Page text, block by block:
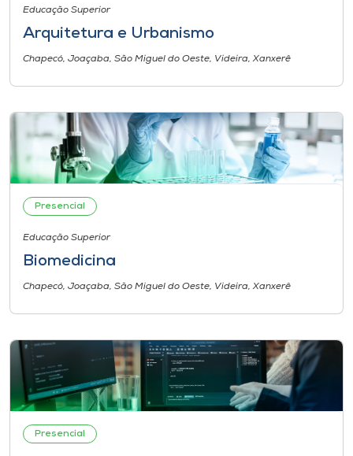
o idioma
A-
Educação Superior
Arquitetura e Urbanismo
Chapecó, Joaçaba, São Miguel do Oeste, Videira, Xanxerê
Presencial
Educação Superior
Biomedicina
Chapecó, Joaçaba, São Miguel do Oeste, Videira, Xanxerê
Presencial